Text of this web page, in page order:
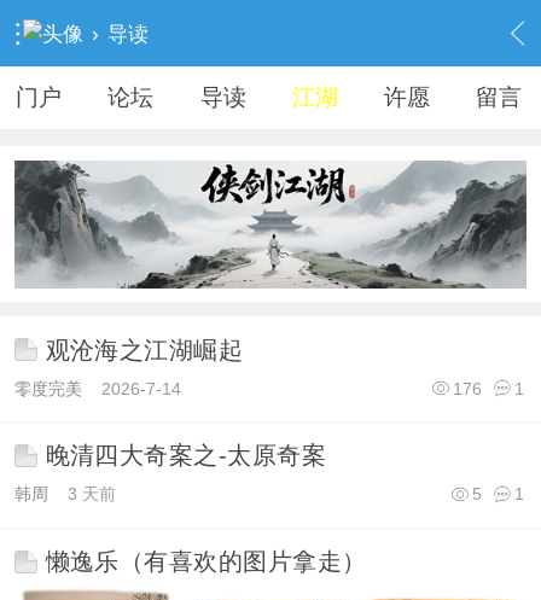
› 导读
门户 论坛 导读 江湖 许愿 留言
观沧海之江湖崛起
零度完美 2026-7-14 1
176
晚清四大奇案之-太原奇案
韩周 3 天前 1
5
懒逸乐（有喜欢的图片拿走）